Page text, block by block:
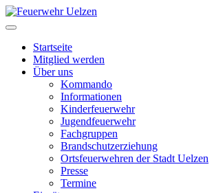
Startseite
Mitglied werden
Über uns
Kommando
Informationen
Kinderfeuerwehr
Jugendfeuerwehr
Fachgruppen
Brandschutzerziehung
Ortsfeuerwehren der Stadt Uelzen
Presse
Termine